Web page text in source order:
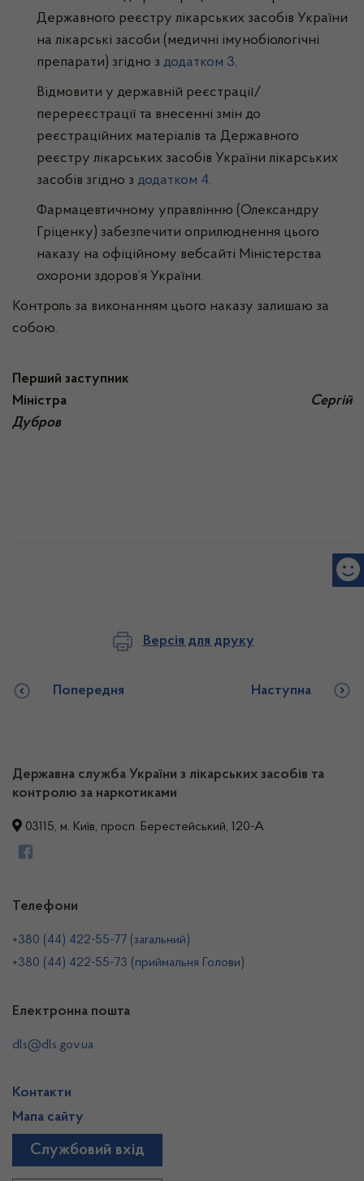
Державного реєстру лікарських засобів України
на лікарські засоби (медичні імунобіологічні
препарати) згідно з додатком 3.
Відмовити у державній реєстрації/
перереєстрації та внесенні змін до
реєстраційних матеріалів та Державного
реєстру лікарських засобів України лікарських
засобів згідно з додатком 4.
Фармацевтичному управлінню (Олександру
Гріценку) забезпечити оприлюднення цього
наказу на офіційному вебсайті Міністерства
охорони здоров’я України.
Контроль за виконанням цього наказу залишаю за
собою.
Перший заступник
Міністра
Сергій
Дубров
Версія для друку
Попередня Наступна
Державна служба України з лікарських засобів та
контролю за наркотиками
03115, м. Київ, просп. Берестейський, 120-А
Телефони
+380 (44) 422-55-77 (загальний)
+380 (44) 422-55-73 (приймальня Голови)
Електронна пошта
dls@dls.gov.ua
Контакти
Мапа сайту
Службовий вхід